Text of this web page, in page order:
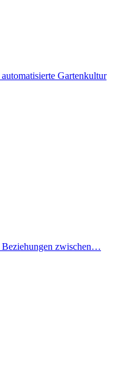
Gartenkultur
zwischen…